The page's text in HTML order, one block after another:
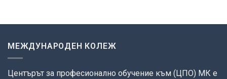
МЕЖДУНАРОДЕН КОЛЕЖ
Центърът за професионално обучение към (ЦПО) МК е